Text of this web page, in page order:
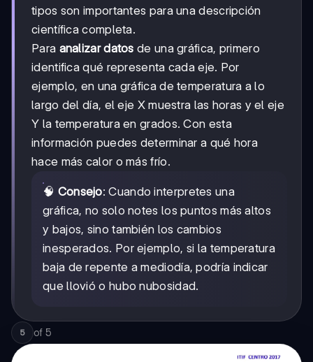
tipos son importantes para una descripción
científica completa.
Para analizar datos de una gráfica, primero
identifica qué representa cada eje. Por
ejemplo, en una gráfica de temperatura a lo
largo del día, el eje X muestra las horas y el eje
Y la temperatura en grados. Con esta
información puedes determinar a qué hora
hace más calor o más frío.
🧠 Consejo: Cuando interpretes una
gráfica, no solo notes los puntos más altos
y bajos, sino también los cambios
inesperados. Por ejemplo, si la temperatura
baja de repente a mediodía, podría indicar
que llovió o hubo nubosidad.
5 of 5